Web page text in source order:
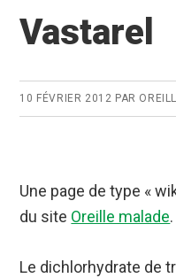
Vastarel
10 FÉVRIER 2012 PAR
Une page de type «
du site Oreille malade.
Le dichlorhydrate de